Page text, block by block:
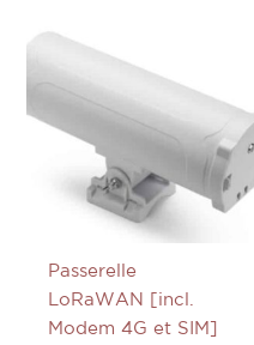
Passerelle
LoRaWAN [incl.
Modem 4G et SIM]